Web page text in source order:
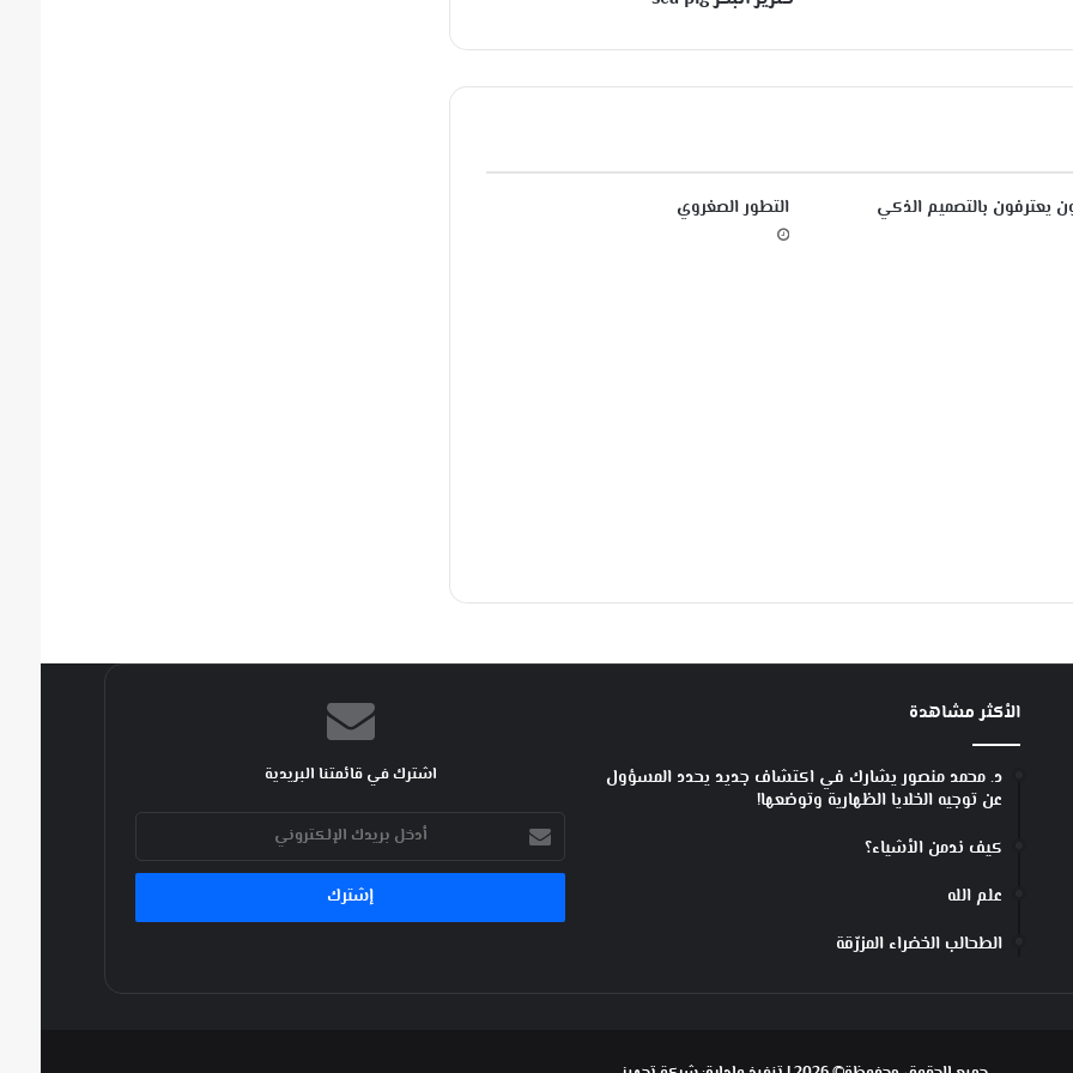
e
يعترفون بالتصميم الذكي التطور الصغروي
الأكثر مشاهدة
د. محمد منصور يشارك في اكتشاف جديد يحدد المسؤول
عن توجيه الخلايا الظهارية وتوضعها!
كيف ندمن الأشياء؟
علم الله
الطحالب الخضراء المزرّقة
اشترك في قائمتنا البريدية
أدخل
بريدك
الإلكتروني